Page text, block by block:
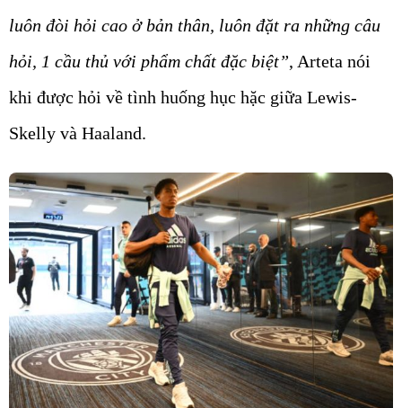
luôn đòi hỏi cao ở bản thân, luôn đặt ra những câu
hỏi, 1 cầu thủ với phẩm chất đặc biệt”, Arteta nói
khi được hỏi về tình huống hục hặc giữa Lewis-
Skelly và Haaland.